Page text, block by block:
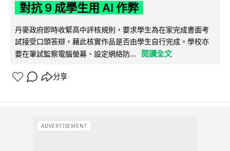
對抗 9 成學生用 AI 作弊
丹麥政府即時收緊高中評核規則，要求學生為在家完成書面考
試接受口頭答辯，藉此核實作品是否由學生自行完成。學校亦
要在筆試監察電腦螢幕、設定網絡防...
閱讀全文
分享
ADVERTISEMENT